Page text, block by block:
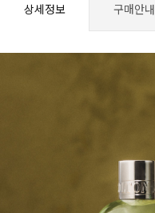
상세정보 구매안내